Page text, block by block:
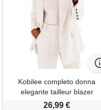
Kobilee completo donna
elegante tailleur blazer
completa completo tailleur
26,99 €